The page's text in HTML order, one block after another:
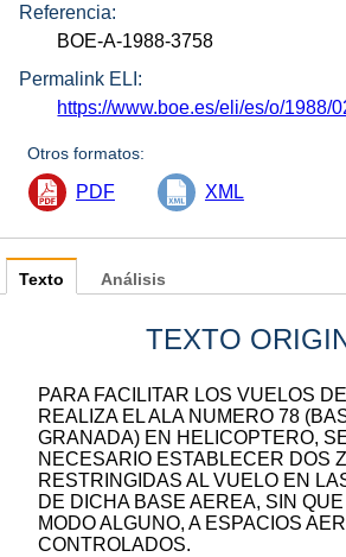
Referencia:
BOE-A-1988-3758
Permalink ELI:
https://www.boe.es/eli/es/o/1988/
Otros formatos:
PDF XML
Texto
TEXTO
PARA FACILITAR LOS VUELOS
REALIZA EL ALA NUMERO 78
GRANADA) EN HELICOPTERO,
NECESARIO ESTABLECER DOS
RESTRINGIDAS AL VUELO EN
DE DICHA BASE AEREA, SIN
MODO ALGUNO, A ESPACIOS
CONTROLADOS.
Análisis